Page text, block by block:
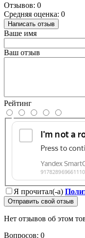
Отзывов: 0
Средняя оценка: 0
Написать отзыв
Ваше имя
Ваш отзыв
Рейтинг
Я прочитал(-а)
Отправить свой отзыв
Нет отзывов об этом
Вопросов: 0